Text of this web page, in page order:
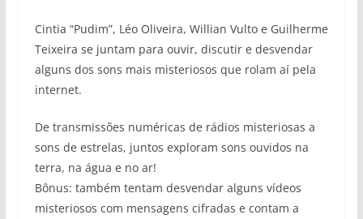
Cintia “Pudim”, Léo Oliveira, Willian Vulto e Guilherme
Teixeira se juntam para ouvir, discutir e desvendar
alguns dos sons mais misteriosos que rolam aí pela
internet.
De transmissões numéricas de rádios misteriosas a
sons de estrelas, juntos exploram sons ouvidos na
terra, na água e no ar!
Bônus: também tentam desvendar alguns vídeos
misteriosos com mensagens cifradas e contam a